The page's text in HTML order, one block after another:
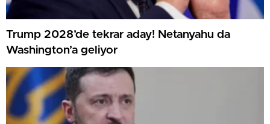
Trump 2028’de tekrar aday! Netanyahu da
Washington’a geliyor